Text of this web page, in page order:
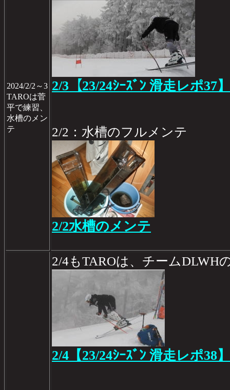
2024/2/2～3
TAROは菅
平で練習、
水槽のメン
テ
2/3【23/24ｼｰｽﾞﾝ 滑走レポ37】
2/2：水槽のフルメンテ
2/2水槽のメンテ
2/4もTAROは、チームDLWH
2/4【23/24ｼｰｽﾞﾝ 滑走レポ38】